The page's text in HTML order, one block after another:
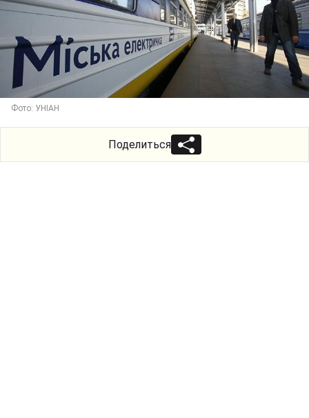
Фото: УНІАН
Поделиться